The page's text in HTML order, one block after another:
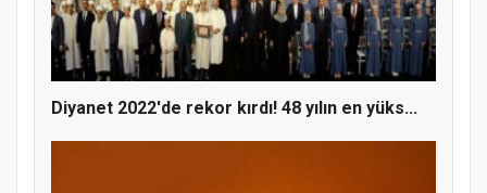
Diyanet 2022'de rekor kırdı! 48 yılın en yüks...